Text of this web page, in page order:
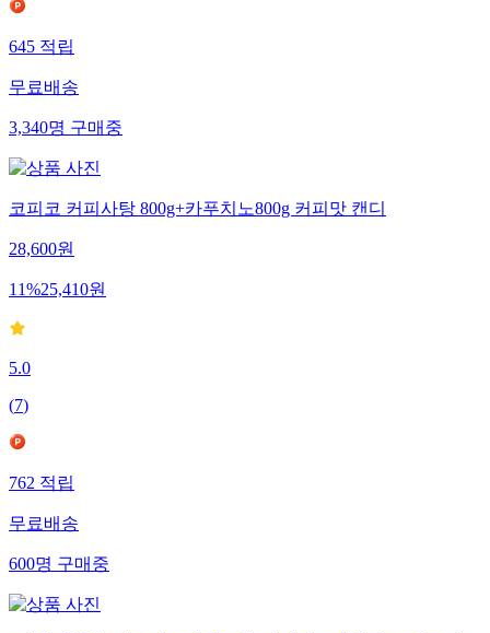
645 적립
무료배송
3,340명 구매중
코피코 커피사탕 800g+카푸치노800g 커피맛 캔디
28,600원
11%25,410원
5.0
(7)
762 적립
무료배송
600명 구매중